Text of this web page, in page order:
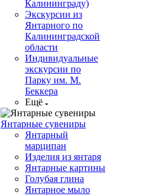
Калининграду)
Экскурсии из
Янтарного по
Калининградской
области
Индивидуальные
экскурсии по
Парку им. М.
Беккера
Ещё
Янтарные сувениры
Янтарный
марципан
Изделия из янтаря
Янтарные картины
Голубая глина
Янтарное мыло